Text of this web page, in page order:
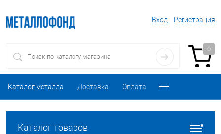
Вход Регистрация
0
Каталог металла Доставка Оплата
Каталог товаров